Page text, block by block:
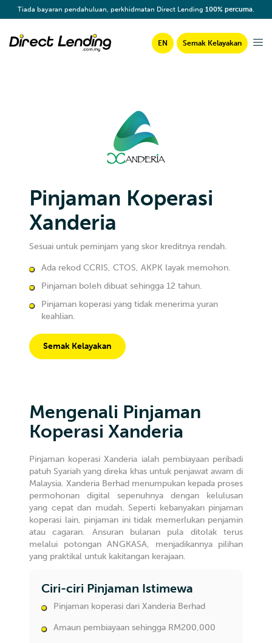
Tiada bayaran pendahuluan, perkhidmatan Direct Lending 100% percuma.
EN Semak Kelayakan
Pinjaman Koperasi
Xanderia
Sesuai untuk peminjam yang skor kreditnya rendah.
Ada rekod CCRIS, CTOS, AKPK layak memohon.
Pinjaman boleh dibuat sehingga 12 tahun.
Pinjaman koperasi yang tidak menerima yuran
keahlian.
Semak Kelayakan
Mengenali Pinjaman
Koperasi Xanderia
Pinjaman koperasi Xanderia ialah pembiayaan peribadi
patuh Syariah yang direka khas untuk penjawat awam di
Malaysia. Xanderia Berhad menumpukan kepada proses
permohonan digital sepenuhnya dengan kelulusan
yang cepat dan mudah. Seperti kebanyakan pinjaman
koperasi lain, pinjaman ini tidak memerlukan penjamin
atau cagaran. Ansuran bulanan pula ditolak terus
melalui potongan ANGKASA, menjadikannya pilihan
yang praktikal untuk kakitangan kerajaan.
Ciri-ciri Pinjaman Istimewa
Pinjaman koperasi dari Xanderia Berhad
Amaun pembiayaan sehingga RM200,000